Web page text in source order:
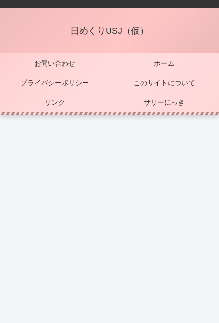
日めくりUSJ（仮）
お問い合わせ ホーム
プライバシーポリシー このサイトについて
リンク サリーにっき